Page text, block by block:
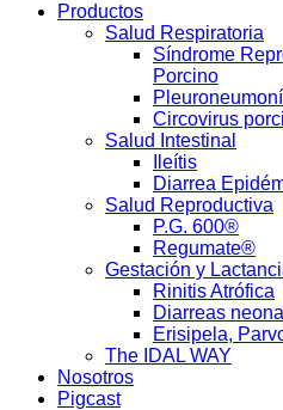
Productos
Salud Respiratoria
Síndrome
Porcino
Circovirus
Salud Intestinal
Ileítis
Diarrea
Salud Reproductiva
P.G. 600®
Regumate®
Gestación y
Rinitis Atrófica
Diarreas
Erisipela,
The IDAL WAY
Nosotros
Pigcast